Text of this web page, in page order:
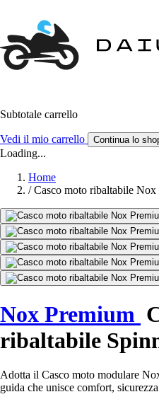
Subtotale carrello
Vedi il mio carrello Continua lo
Loading...
Home
/ Casco moto ribaltabile
Nox Premium
ribaltabile
Adotta il Casco moto modulare
guida che unisce comfort,